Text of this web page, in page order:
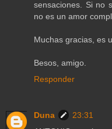
sensaciones. Si no
no es un amor
Muchas gracias, es
Besos, amigo.
Responder
Duna
23:31